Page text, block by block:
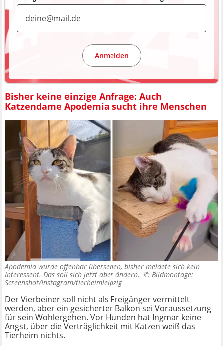
Anmelden
Bisher keine einzige Anfrage: Auch
Katzendame Apodemia sucht ihre Menschen
Apodemia wurde offenbar übersehen, bisher meldete sich kein
Interessent. Das soll sich jetzt aber ändern. © Bildmontage:
Screenshot/Instagram/tierheimleipzig
Der Vierbeiner soll nicht als Freigänger vermittelt
werden, aber ein gesicherter Balkon sei Voraussetzung
für sein Wohlergehen. Vor Hunden hat Ingmar keine
Angst, über die Verträglichkeit mit Katzen weiß das
Tierheim nichts.